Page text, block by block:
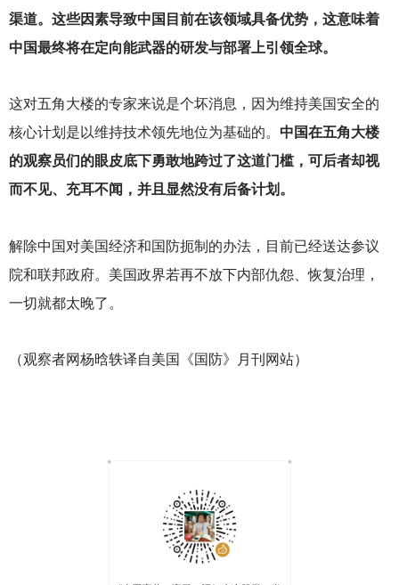
渠道。这些因素导致中国目前在该领域具备优势，这意味着
中国最终将在定向能武器的研发与部署上引领全球。
这对五角大楼的专家来说是个坏消息，因为维持美国安全的
核心计划是以维持技术领先地位为基础的。 中国在五角大楼
的观察员们的眼皮底下勇敢地跨过了这道门槛，可后者却视
而不见、充耳不闻，并且显然没有后备计划。
解除中国对美国经济和国防扼制的办法，目前已经送达参议
院和联邦政府。美国政界若再不放下内部仇怨、恢复治理，
一切就都太晚了。
（观察者网杨晗轶译自美国《国防》月刊网站）